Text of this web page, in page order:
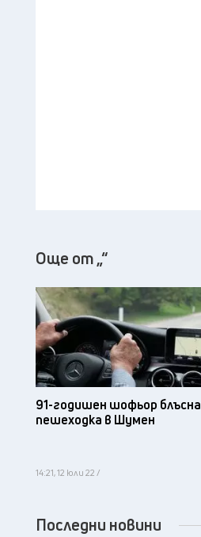
Още от „“
91-годишен шофьор блъсна
пешеходка в Шумен
14:21, 12 юли 22 /
Последни новини